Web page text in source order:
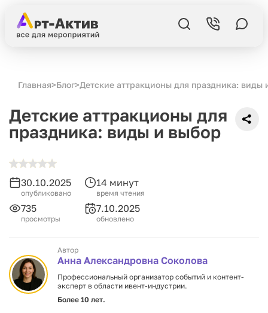
Главная>Блог>Детские аттракционы для праздника: виды
Детские аттракционы для
праздника: виды и выбор
30.10.2025
опубликовано
14 минут
время чтения
735
просмотры
7.10.2025
обновлено
Автор
Анна Александровна Соколова
Профессиональный организатор событий и контент-
эксперт в области ивент-индустрии.
Более 10 лет.